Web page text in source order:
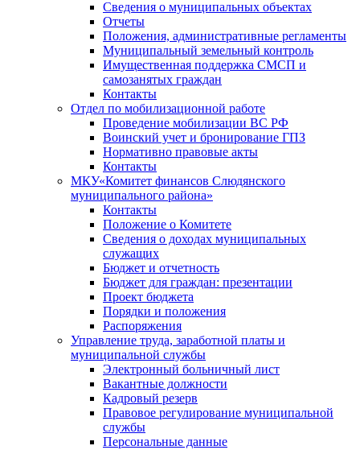
Сведения о муниципальных объектах
Отчеты
Положения, административные регламенты
Муниципальный земельный контроль
Имущественная поддержка СМСП и
самозанятых граждан
Контакты
Отдел по мобилизационной работе
Проведение мобилизации ВС РФ
Воинский учет и бронирование ГПЗ
Нормативно правовые акты
Контакты
МКУ«Комитет финансов Слюдянского
муниципального района»
Контакты
Положение о Комитете
Сведения о доходах муниципальных
служащих
Бюджет и отчетность
Бюджет для граждан: презентации
Проект бюджета
Порядки и положения
Распоряжения
Управление труда, заработной платы и
муниципальной службы
Электронный больничный лист
Вакантные должности
Кадровый резерв
Правовое регулирование муниципальной
службы
Персональные данные